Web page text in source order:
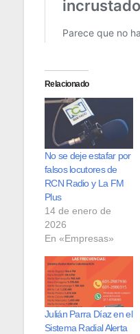
Relacionado
No se deje estafar por
falsos locutores de
RCN Radio y La FM
Plus
14 de enero de
2026
En «Empresas»
Julián Parra Díaz en el
Sistema Radial Alerta